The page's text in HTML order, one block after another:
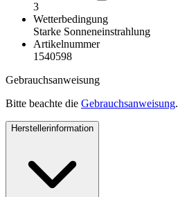
3
Wetterbedingung
Starke Sonneneinstrahlung
Artikelnummer
1540598
Gebrauchsanweisung
Bitte beachte die Gebrauchsanweisung.
Herstellerinformation